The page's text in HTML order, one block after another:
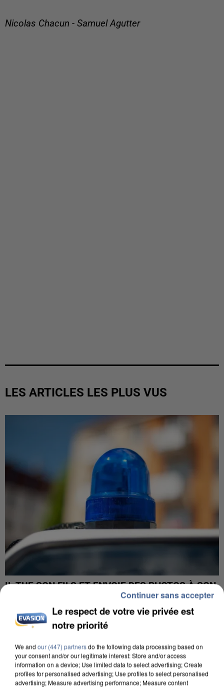
Nicolas Chacun - Samuel Agutter
LES ARTICLES LES PLUS VUS
IL TUE SON FILS ET ENVOIE DES PHOTOS À SON
Le respect de votre vie privée est
notre priorité
We and our (447) partnersdo the following data processing based on
your consent and/or our legitimate interest: Store and/or access
information on a device; Use limited data to select advertising; Create
profiles for personalised advertising; Use profiles to select personalised
advertising; Measure advertising performance; Measure content
Continuer sans accepter